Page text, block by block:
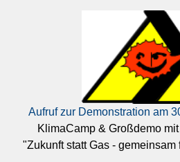
Aufruf zur Demonstration am
KlimaCamp & Großdemo
"Zukunft statt Gas -